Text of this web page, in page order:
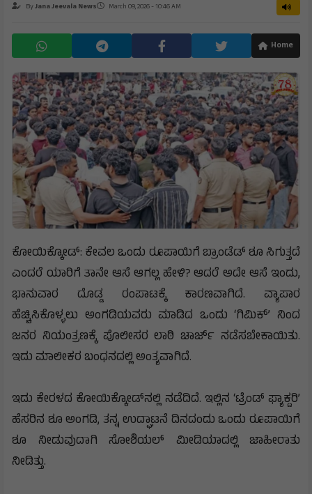
ByJana Jeevala News March 09, 2026 - 10:46 AM
Home
ಕೋಯಿಕ್ಕೋಡ್: ಕೇವಲ ಒಂದು ರೂಪಾಯಿಗೆ ಬ್ರಾಂಡೆಡ್ ಶೂ ಸಿಗುತ್ತದೆ
ಎಂದರೆ ಯಾರಿಗೆ ತಾನೇ ಆಸೆ ಆಗಲ್ಲ ಹೇಳಿ? ಆದರೆ ಅದೇ ಆಸೆ ಇಂದು,
ಭಾನುವಾರ ದೊಡ್ಡ ರಂಪಾಟಕ್ಕೆ ಕಾರಣವಾಗಿದೆ. ವ್ಯಾಪಾರ
ಹೆಚ್ಚಿಸಿಕೊಳ್ಳಲು ಅಂಗಡಿಯವರು ಮಾಡಿದ ಒಂದು ‘ಗಿಮಿಕ್’ ನಿಂದ
ಜನರ ನಿಯಂತ್ರಣಕ್ಕೆ ಪೊಲೀಸರ ಲಾಠಿ ಚಾರ್ಜ್ ನಡೆಸಬೇಕಾಯಿತು.
ಇದು ಮಾಲೀಕರ ಬಂಧನದಲ್ಲಿ ಅಂತ್ಯವಾಗಿದೆ.
ಇದು ಕೇರಳದ ಕೋಯಿಕ್ಕೋಡ್‌ನಲ್ಲಿ ನಡೆದಿದೆ. ಇಲ್ಲಿನ ‘ಟ್ರೆಂಡ್ ಫ್ಯಾಕ್ಟರಿ’
ಹೆಸರಿನ ಶೂ ಅಂಗಡಿ, ತನ್ನ ಉದ್ಘಾಟನೆ ದಿನದಂದು ಒಂದು ರೂಪಾಯಿಗೆ
ಶೂ ನೀಡುವುದಾಗಿ ಸೋಶಿಯಲ್ ಮೀಡಿಯಾದಲ್ಲಿ ಜಾಹೀರಾತು
ನೀಡಿತ್ತು.